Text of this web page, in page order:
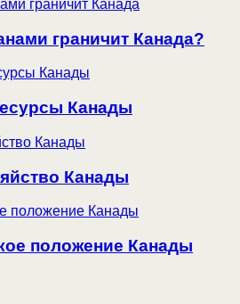
граничит Канада?
Канады
Канады
положение Канады